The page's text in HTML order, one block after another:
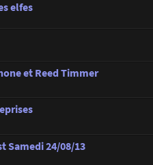
elfes
et Reed Timmer
Samedi 24/08/13